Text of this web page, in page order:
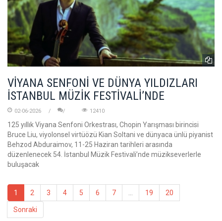
VİYANA SENFONİ VE DÜNYA YILDIZLARI
İSTANBUL MÜZİK FESTİVALİ’NDE
02-06-2026 12410
125 yıllık Viyana Senfoni Orkestrası, Chopin Yarışması birincisi
Bruce Liu, viyolonsel virtüözü Kian Soltani ve dünyaca ünlü piyanist
Behzod Abduraimov, 11-25 Haziran tarihleri arasında
düzenlenecek 54. İstanbul Müzik Festivali’nde müzikseverlerle
buluşacak
1 2 3 4 5 6 7 19 20
Sonraki